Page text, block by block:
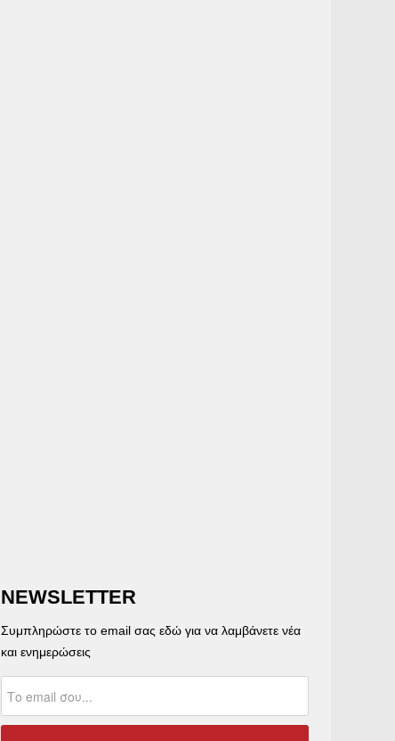
NEWSLETTER
Συμπληρώστε το email σας εδώ για να λαμβάνετε νέα
και ενημερώσεις